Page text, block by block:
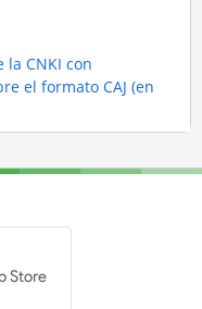
la CNKI con
el formato CAJ (en